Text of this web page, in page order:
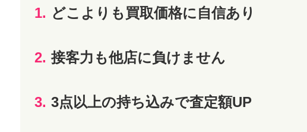
1. どこよりも買取価格に自信あり
2. 接客力も他店に負けません
3. 3点以上の持ち込みで査定額UP